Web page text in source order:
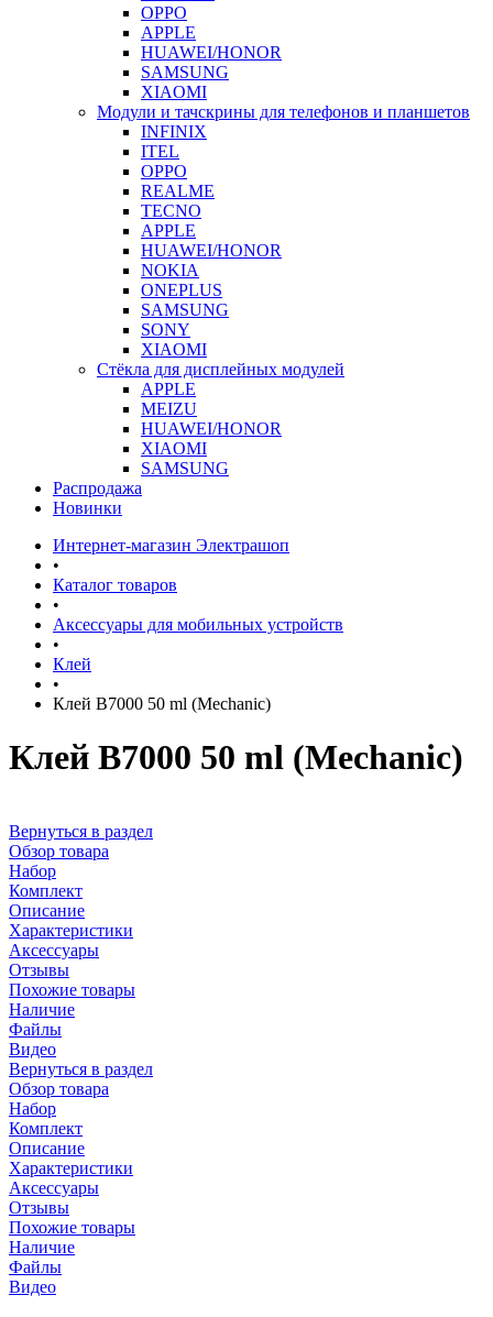
OPPO
APPLE
HUAWEI/HONOR
SAMSUNG
XIAOMI
Модули и тачскрины для телефонов и планшетов
INFINIX
ITEL
OPPO
REALME
TECNO
APPLE
HUAWEI/HONOR
NOKIA
ONEPLUS
SAMSUNG
SONY
XIAOMI
Стёкла для дисплейных модулей
APPLE
MEIZU
HUAWEI/HONOR
XIAOMI
SAMSUNG
Распродажа
Новинки
Интернет-магазин Электрашоп
•
Каталог товаров
•
Аксессуары для мобильных устройств
•
Клей
•
Клей B7000 50 ml (Mechanic)
Клей B7000 50 ml (Mechanic)
Вернуться в раздел
Обзор товара
Набор
Комплект
Описание
Характеристики
Аксессуары
Отзывы
Похожие товары
Наличие
Файлы
Видео
Вернуться в раздел
Обзор товара
Набор
Комплект
Описание
Характеристики
Аксессуары
Отзывы
Похожие товары
Наличие
Файлы
Видео